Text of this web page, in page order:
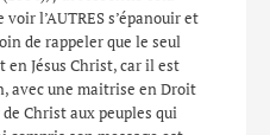
l’AUTRES s’épanouir et
de rappeler que le seul
en Jésus Christ, car il est
avec une maitrise en Droit
Christ aux peuples qui